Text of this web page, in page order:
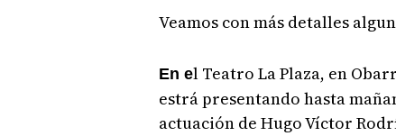
Veamos con más detalles
En el Teatro La Plaza, en
estrá presentando hasta
actuación de Hugo Víctor